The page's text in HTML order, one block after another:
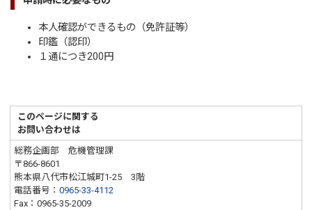
本人確認ができるもの（免許証等）
印鑑（認印）
１通につき200円
このページに関する
お問い合わせは
総務企画部 危機管理課
〒866-8601
熊本県八代市松江城町1-25 3階
電話番号：0965-33-4112
Fax：0965-35-2009